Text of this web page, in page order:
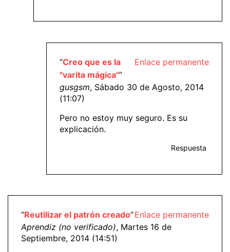
Enlace permanente
“Creo que es la
"varita mágica"”
gusgsm, Sábado 30 de Agosto, 2014
(11:07)
Pero no estoy muy seguro. Es su
explicación.
Respuesta
Enlace permanente
“Reutilizar el patrón creado”
Aprendiz (no verificado), Martes 16 de
Septiembre, 2014 (14:51)